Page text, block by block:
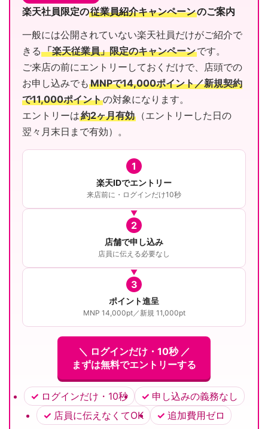
楽天社員限定の従業員紹介キャンペーンのご案内
一般には公開されていない楽天社員だけがご紹介で
きる 「楽天従業員」限定のキャンペーンです。
ご来店の前にエントリーしておくだけで、店頭での
お申し込みでも MNPで14,000ポイント／新規契約
で11,000ポイントの対象になります。
エントリーは約2ヶ月有効 （エントリーした日の
翌々月末日まで有効）。
1
楽天IDでエントリー
来店前に・ログインだけ10秒
2
店舗で申し込み
店員に伝える必要なし
3
ポイント進呈
MNP 14,000pt／新規 11,000pt
＼ ログインだけ・10秒 ／
まずは無料でエントリーする
ログインだけ・10秒
申し込みの義務なし
店員に伝えなくてOK
追加費用ゼロ